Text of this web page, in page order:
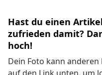
Hast du einen
zufrieden damit?
hoch!
Dein Foto kann